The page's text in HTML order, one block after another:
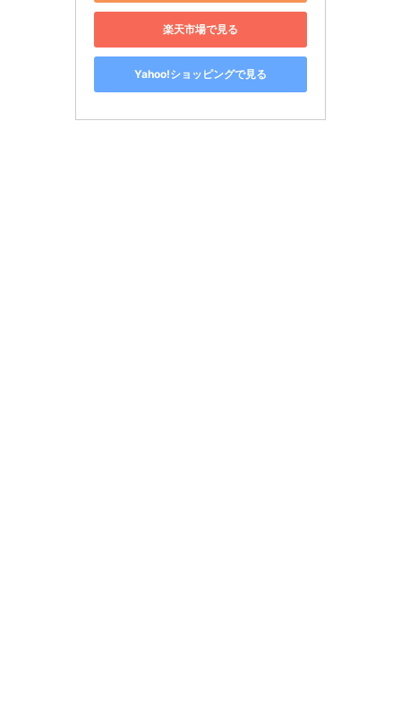
楽天市場で見る
Yahoo!ショッピングで見る